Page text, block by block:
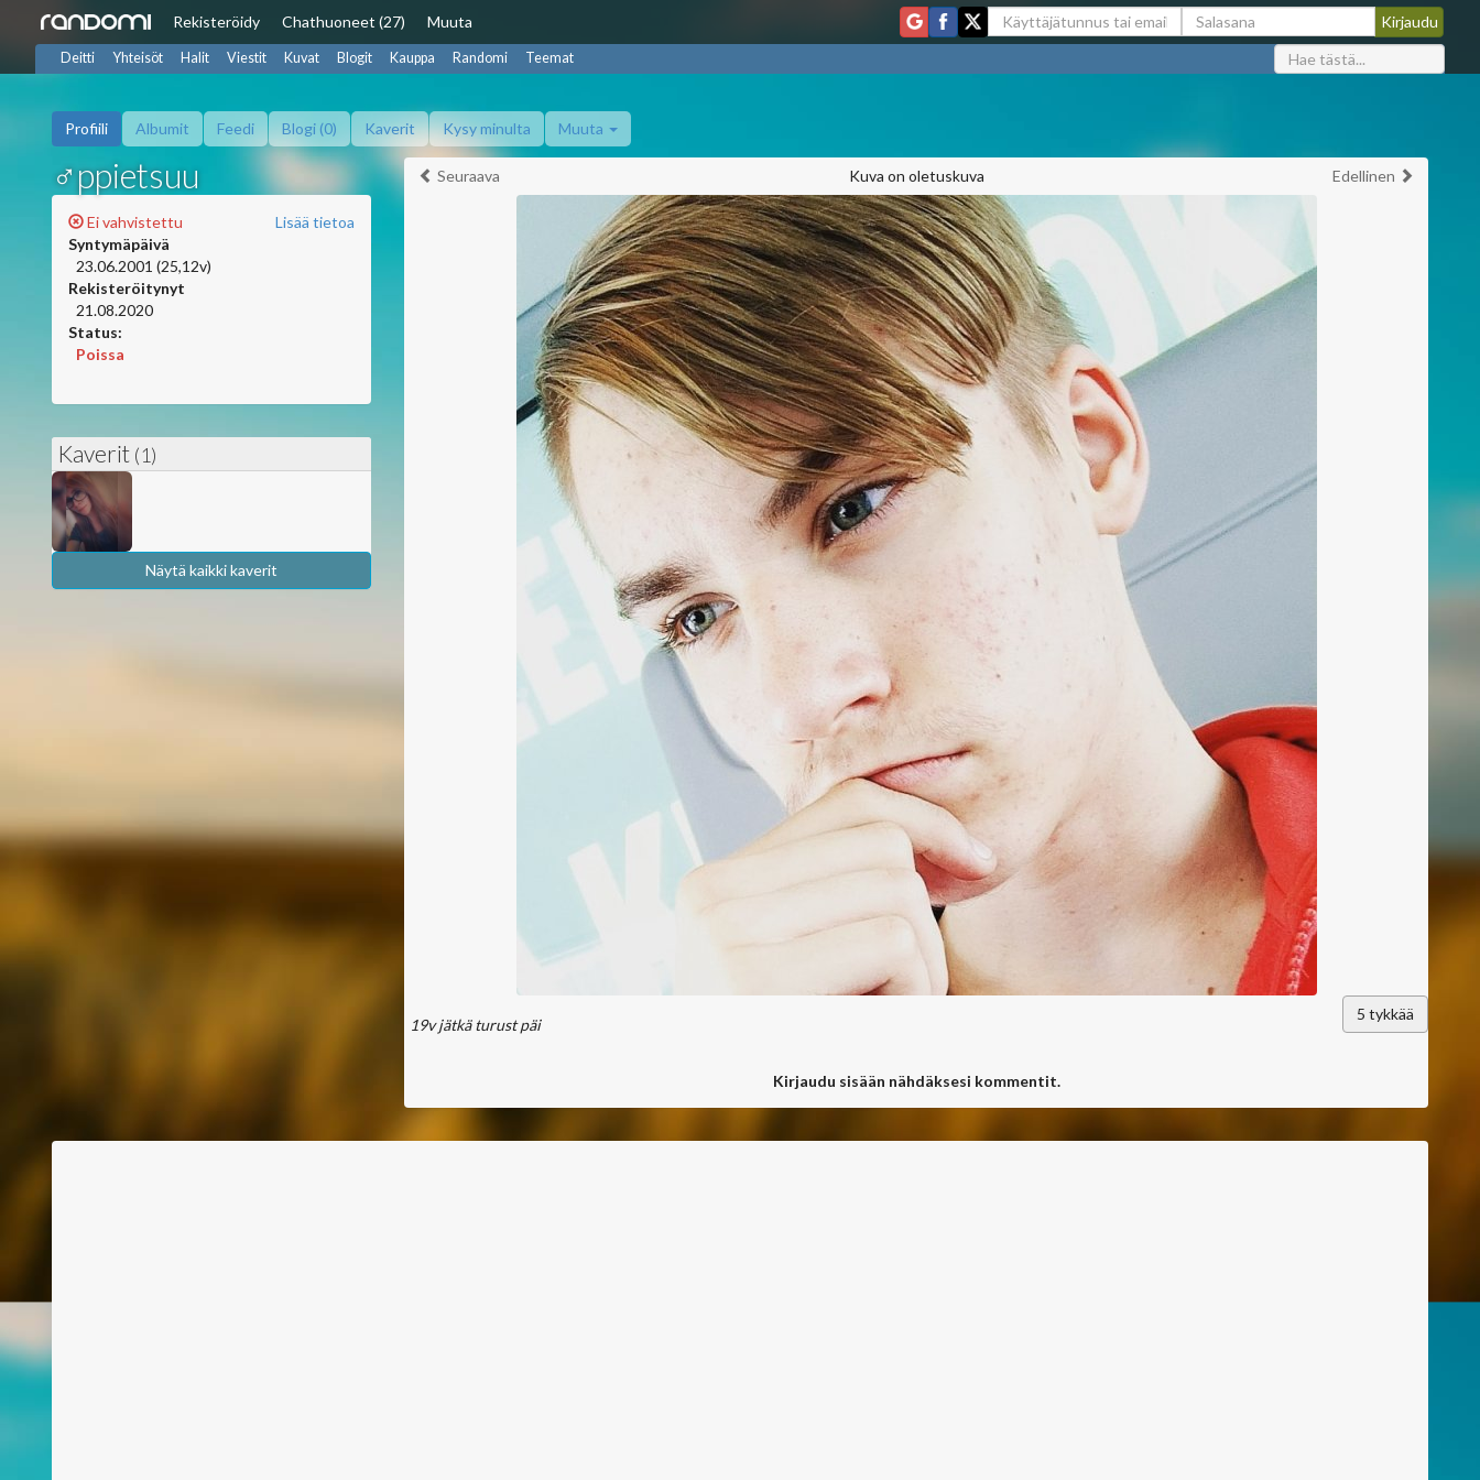
Rekisteröidy Chathuoneet (27) Muuta
Deitti Yhteisöt Halit Viestit Kuvat Blogit Kauppa Randomi Teemat
Profiili Albumit Feedi Blogi (0) Kaverit Kysy minulta Muuta
Seuraava Kuva on oletuskuva Edellinen
19v jätkä turust päi
5 tykkää
Kirjaudu sisään nähdäksesi kommentit.
♂ppietsuu
Lisää tietoa
Ei vahvistettu
Syntymäpäivä
23.06.2001 (25,12v)
Rekisteröitynyt
21.08.2020
Status:
Poissa
Kaverit (1)
Näytä kaikki kaverit